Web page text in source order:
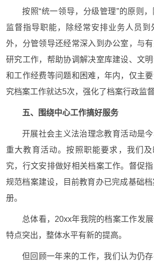
按照“统一领导，分级管理”的原则
监督指导职能，除经常安排业务人员到
外，分管领导还经常深入到办公室，与
研究工作，帮助协调解决室库建设、文
和工作经费等问题和困难，年内，仅主
究档案工作就达5次，强化了档案行政监督
五、围绕中心工作搞好服务
开展社会主义法治理念教育活动是
重大教育活动。按照职能要求，我们及
究，行文安排做好相关档案工作。督促指
规范档案建设，目前教育办已完成基础
册。
总体看，20xx年我院的档案工作发展
特点突出，整体水平有新的提高。
但回顾一年来的工作，我们认为仍